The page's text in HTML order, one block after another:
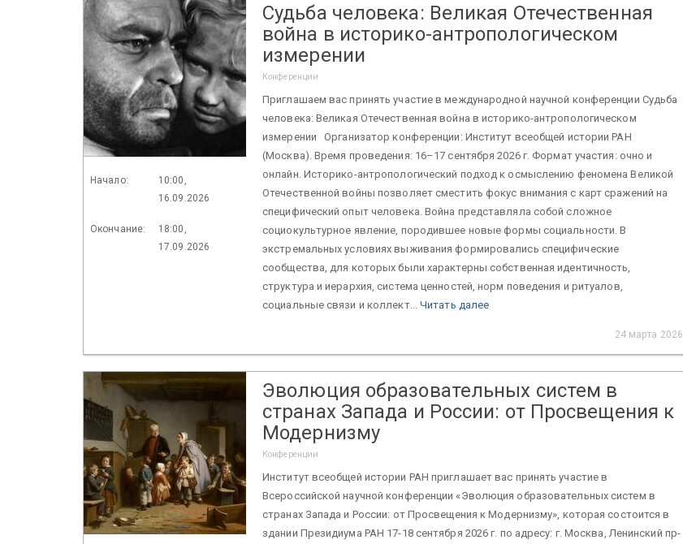
Начало:
10:00,
16.09.2026
Окончание:
18:00,
17.09.2026
Судьба человека: Великая Отечественная
война в историко-антропологическом
измерении
Конференции
Приглашаем вас принять участие в международной научной конференции Судьба
человека: Великая Отечественная война в историко-антропологическом
измерении Организатор конференции: Институт всеобщей истории РАН
(Москва). Время проведения: 16–17 сентября 2026 г. Формат участия: очно и
онлайн. Историко-антропологический подход к осмыслению феномена Великой
Отечественной войны позволяет сместить фокус внимания с карт сражений на
специфический опыт человека. Война представляла собой сложное
социокультурное явление, породившее новые формы социальности. В
экстремальных условиях выживания формировались специфические
сообщества, для которых были характерны собственная идентичность,
структура и иерархия, система ценностей, норм поведения и ритуалов,
социальные связи и коллект... Читать далее
24 марта 2026
Эволюция образовательных систем в
странах Запада и России: от Просвещения к
Модернизму
Конференции
Институт всеобщей истории РАН приглашает вас принять участие в
Всероссийской научной конференции «Эволюция образовательных систем в
странах Запада и России: от Просвещения к Модернизму», которая состоится в
здании Президиума РАН 17-18 сентября 2026 г. по адресу: г. Москва, Ленинский пр-